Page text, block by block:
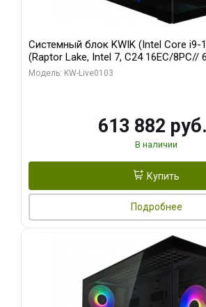
Системный блок KWIK (Intel Core i9-
(Raptor Lake, Intel 7, C24 16EC/8PC//
модуля)/ Afox RTX4090 24GB
Модель: KW-Live0103
613 882 руб.
В наличии
Купить
Подробнее